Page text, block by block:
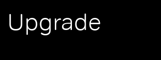
Upgrade